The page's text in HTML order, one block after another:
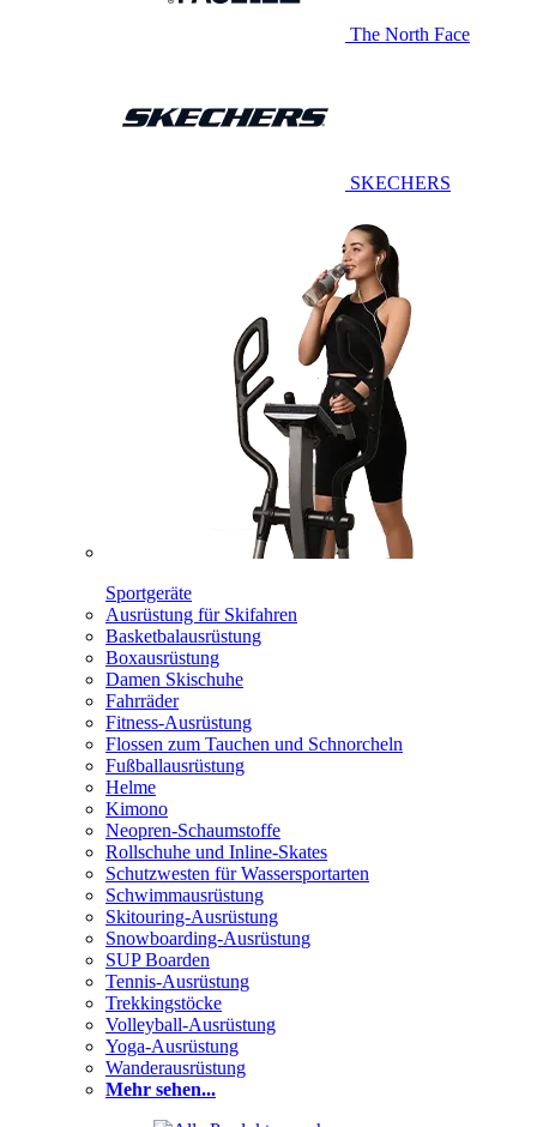
The North Face
SKECHERS
Sportgeräte
Ausrüstung für Skifahren
Basketbalausrüstung
Boxausrüstung
Damen Skischuhe
Fahrräder
Fitness-Ausrüstung
Flossen zum Tauchen und Schnorcheln
Fußballausrüstung
Helme
Kimono
Neopren-Schaumstoffe
Rollschuhe und Inline-Skates
Schutzwesten für Wassersportarten
Schwimmausrüstung
Skitouring-Ausrüstung
Snowboarding-Ausrüstung
SUP Boarden
Tennis-Ausrüstung
Trekkingstöcke
Volleyball-Ausrüstung
Yoga-Ausrüstung
Wanderausrüstung
Mehr sehen...